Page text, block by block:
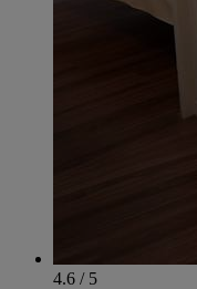
4.6 / 5